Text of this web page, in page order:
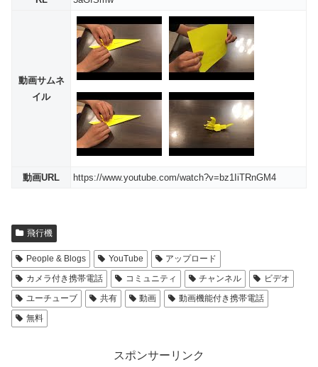
動画サムネ
イル
動画URL https://www.youtube.com/watch?v=bz1IiTRnGM4
飛行機
People & Blogs YouTube
アップロード
カメラ付き携帯電話
コミュニティ チャンネル
ビデオ
ユーチューブ
共有 動画
動画機能付き携帯電話
無料
スポンサーリンク